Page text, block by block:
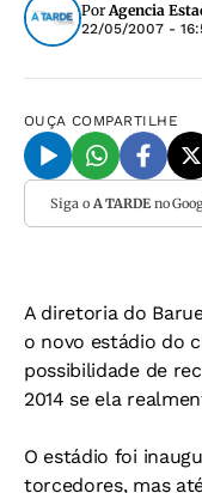
PorAgencia
22/05/2007 -
OUÇA COMPARTILHE
Siga o A TARDEno
A diretoria do
o novo estádio do
possibilidade de
2014 se ela
O estádio foi
torcedores, mas